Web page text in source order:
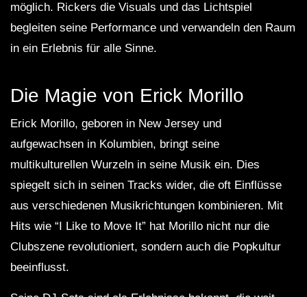
möglich. Rickers die Visuals und das Lichtspiel
begleiten seine Performance und verwandeln den Raum
in ein Erlebnis für alle Sinne.
Die Magie von Erick Morillo
Erick Morillo, geboren in New Jersey und
aufgewachsen in Kolumbien, bringt seine
multikulturellen Wurzeln in seine Musik ein. Dies
spiegelt sich in seinen Tracks wider, die oft Einflüsse
aus verschiedenen Musikrichtungen kombinieren. Mit
Hits wie “I Like to Move It” hat Morillo nicht nur die
Clubszene revolutioniert, sondern auch die Popkultur
beeinflusst.